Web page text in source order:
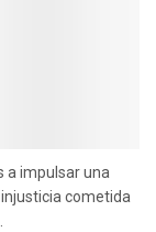
a impulsar una
cometida